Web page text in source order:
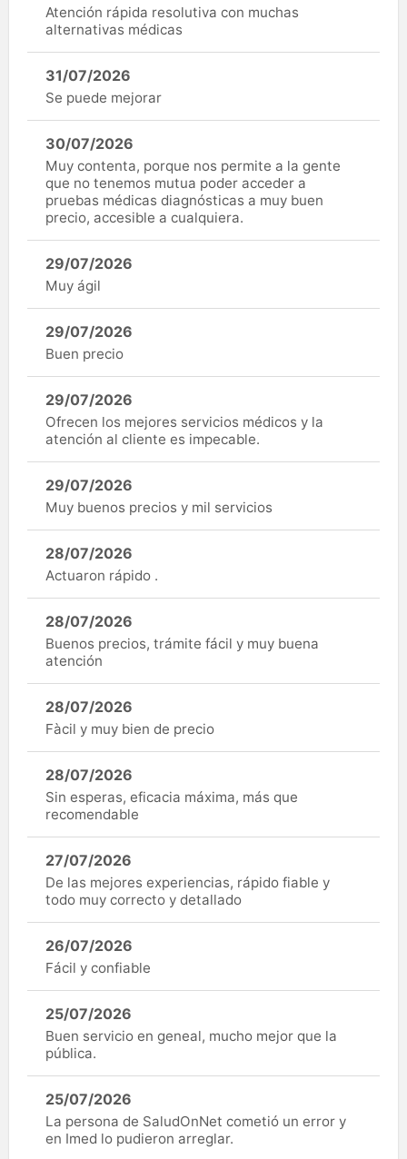
Atención rápida resolutiva con muchas
alternativas médicas
31/07/2026
Se puede mejorar
30/07/2026
Muy contenta, porque nos permite a la gente
que no tenemos mutua poder acceder a
pruebas médicas diagnósticas a muy buen
precio, accesible a cualquiera.
29/07/2026
Muy ágil
29/07/2026
Buen precio
29/07/2026
Ofrecen los mejores servicios médicos y la
atención al cliente es impecable.
29/07/2026
Muy buenos precios y mil servicios
28/07/2026
Actuaron rápido .
28/07/2026
Buenos precios, trámite fácil y muy buena
atención
28/07/2026
Fàcil y muy bien de precio
28/07/2026
Sin esperas, eficacia máxima, más que
recomendable
27/07/2026
De las mejores experiencias, rápido fiable y
todo muy correcto y detallado
26/07/2026
Fácil y confiable
25/07/2026
Buen servicio en geneal, mucho mejor que la
pública.
25/07/2026
La persona de SaludOnNet cometió un error y
en Imed lo pudieron arreglar.